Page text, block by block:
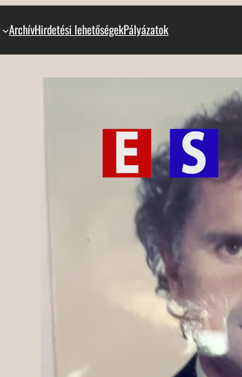
ArchívHirdetési lehetőségekPályázatok